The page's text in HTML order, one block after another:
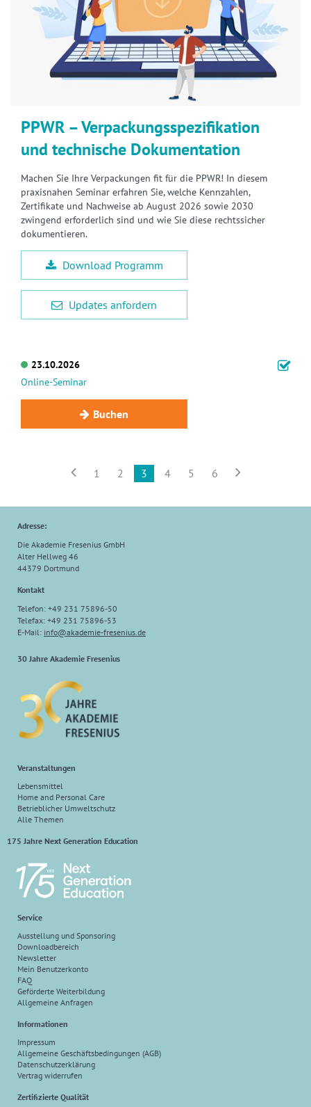
PPWR – Verpackungsspezifikation
und technische Dokumentation
Machen Sie Ihre Verpackungen fit für die PPWR! In diesem
praxisnahen Seminar erfahren Sie, welche Kennzahlen,
Zertifikate und Nachweise ab August 2026 sowie 2030
zwingend erforderlich sind und wie Sie diese rechtssicher
dokumentieren.
Download Programm
Updates anfordern
23.10.2026
Online-Seminar
Buchen
 1 2 3 4 5 6 
Adresse:
Die Akademie Fresenius GmbH
Alter Hellweg 46
44379 Dortmund
Kontakt
Telefon: +49 231 75896-50
Telefax: +49 231 75896-53
E-Mail: info@akademie-fresenius.de
30 Jahre Akademie Fresenius
Veranstaltungen
Lebensmittel
Home and Personal Care
Betrieblicher Umweltschutz
Alle Themen
175 Jahre Next Generation Education
Service
Ausstellung und Sponsoring
Downloadbereich
Newsletter
Mein Benutzerkonto
FAQ
Geförderte Weiterbildung
Allgemeine Anfragen
Informationen
Impressum
Allgemeine Geschäftsbedingungen (AGB)
Datenschutzerklärung
Vertrag widerrufen
Zertifizierte Qualität